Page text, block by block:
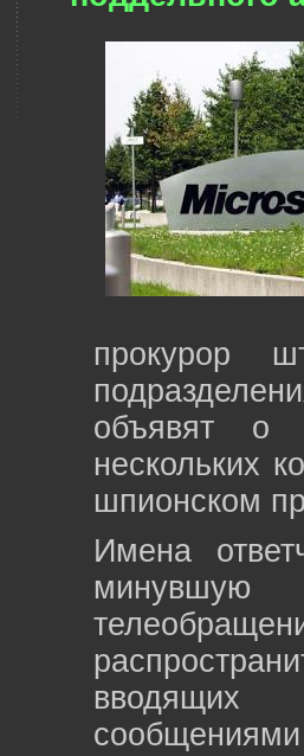
прокурор
объявят о
нескольких
шпионском
Имена
минувшую
вводящих